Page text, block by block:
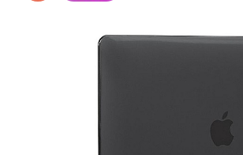
A2289 (Retina 13” 2020)
A2779 (M2 14” 2023)
A2918 (M3 14” 2023)